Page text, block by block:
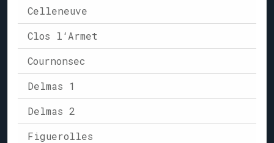
Celleneuve
Clos l‘Armet
Cournonsec
Delmas 1
Delmas 2
Figuerolles